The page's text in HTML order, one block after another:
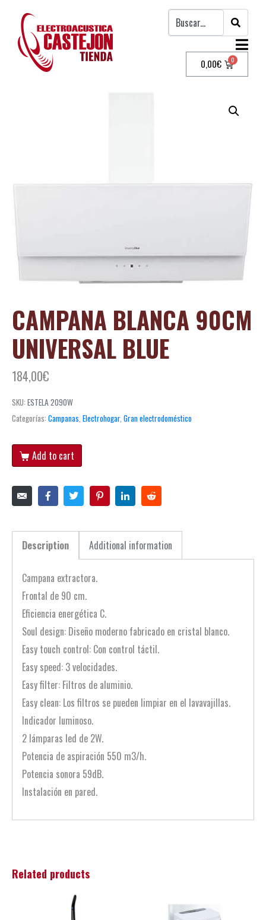
0,00€
CAMPANA BLANCA 90CM
UNIVERSAL BLUE
184,00€
SKU: ESTELA 2090W
Categorías: Campanas, Electrohogar, Gran electrodoméstico
Add to cart
Description Additional information
Campana extractora.
Frontal de 90 cm.
Eficiencia energética C.
Soul design: Diseño moderno fabricado en cristal blanco.
Easy touch control: Con control táctil.
Easy speed: 3 velocidades.
Easy filter: Filtros de aluminio.
Easy clean: Los filtros se pueden limpiar en el lavavajillas.
Indicador luminoso.
2 lámparas led de 2W.
Potencia de aspiración 550 m3/h.
Potencia sonora 59dB.
Instalación en pared.
Related products